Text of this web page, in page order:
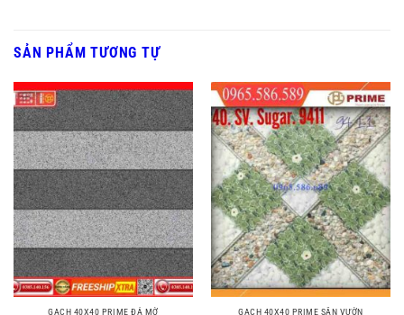
SẢN PHẨM TƯƠNG TỰ
GẠCH 40X40 PRIME ĐÁ MỜ GẠCH 40X40 PRIME SÂN VƯỜN